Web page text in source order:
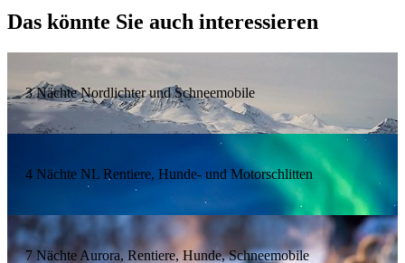
Das könnte Sie auch interessieren
3 Nächte Nordlichter und Schneemobile
4 Nächte NL Rentiere, Hunde- und Motorschlitten
7 Nächte Aurora, Rentiere, Hunde, Schneemobile